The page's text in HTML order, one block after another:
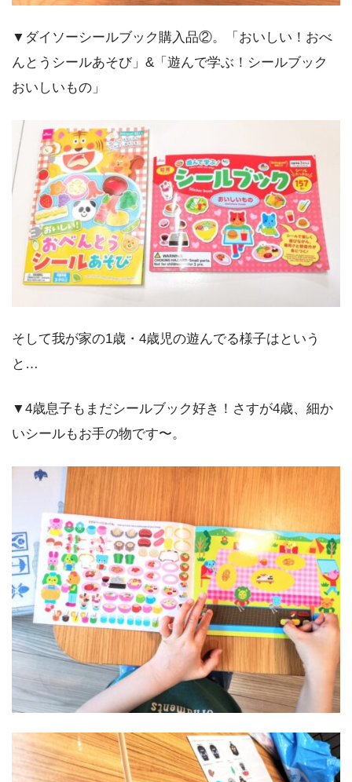
▼ダイソーシールブック購入品②。「おいしい！おべ
んとうシールあそび」&「遊んで学ぶ！シールブック
おいしいもの」
そして我が家の1歳・4歳児の遊んでる様子はという
と…
▼4歳息子もまだシールブック好き！さすが4歳、細か
いシールもお手の物です〜。